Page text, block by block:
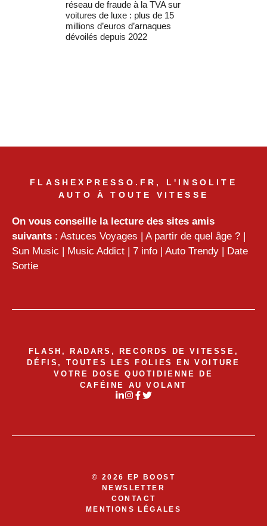
réseau de fraude à la TVA sur
voitures de luxe : plus de 15
millions d’euros d’arnaques
dévoilés depuis 2022
FLASHEXPRESSO.FR, L'INSOLITE
AUTO À TOUTE VITESSE
On vous conseille la lecture des sites amis
suivants : Astuces Voyages | A partir de quel âge ? |
Sun Music | Music Addict | 7 info | Auto Trendy | Date
Sortie
FLASH, RADARS, RECORDS DE VITESSE,
DÉFIS, TOUTES LES FOLIES EN VOITURE
VOTRE DOSE QUOTIDIENNE DE
CAFÉINE AU VOLANT
© 2026 EP BOOST
NEWSLETTER
CONTACT
MENTIONS LÉGALES